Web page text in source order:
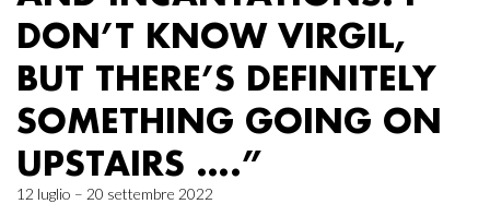
DON’T KNOW VIRGIL,
BUT THERE’S DEFINITELY
SOMETHING GOING ON
UPSTAIRS ….”
12 luglio – 20 settembre 2022